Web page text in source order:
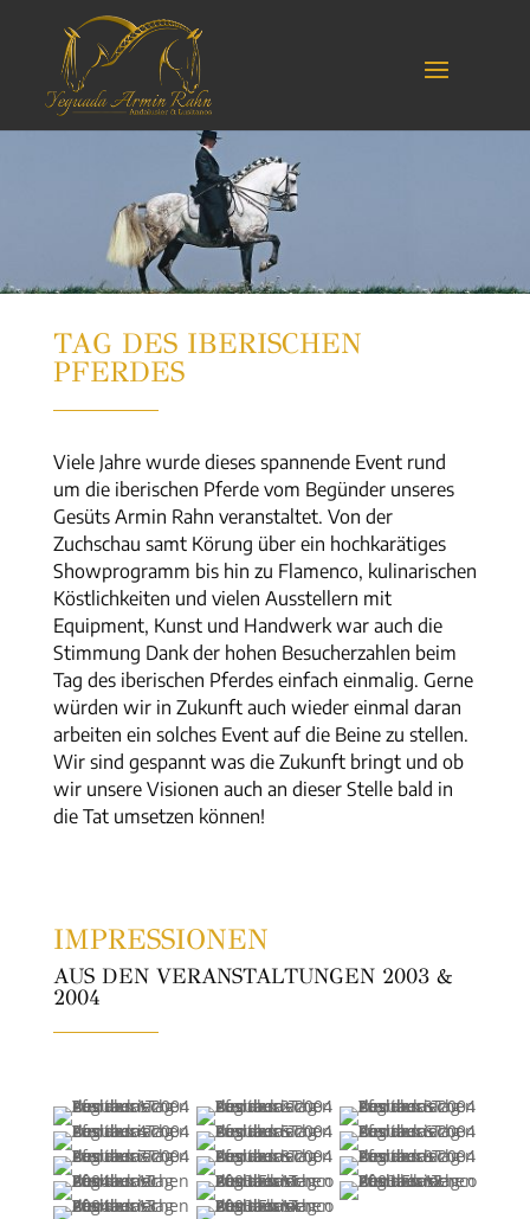
TAG DES IBERISCHEN
PFERDES
Viele Jahre wurde dieses spannende Event rund
um die iberischen Pferde vom Begünder unseres
Gesüts Armin Rahn veranstaltet. Von der
Zuchschau samt Körung über ein hochkarätiges
Showprogramm bis hin zu Flamenco, kulinarischen
Köstlichkeiten und vielen Ausstellern mit
Equipment, Kunst und Handwerk war auch die
Stimmung Dank der hohen Besucherzahlen beim
Tag des iberischen Pferdes einfach einmalig. Gerne
würden wir in Zukunft auch wieder einmal daran
arbeiten ein solches Event auf die Beine zu stellen.
Wir sind gespannt was die Zukunft bringt und ob
wir unsere Visionen auch an dieser Stelle bald in
die Tat umsetzen können!
IMPRESSIONEN
AUS DEN VERANSTALTUNGEN 2003 &
2004